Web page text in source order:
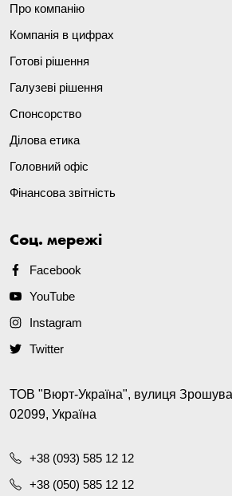
Про компанію
Компанія в цифрах
Готові рішення
Галузеві рішення
Спонсорство
Ділова етика
Головний офіс
Фінансова звітність
Соц. мережі
Facebook
YouTube
Instagram
Twitter
ТОВ "Вюрт-Україна", вулиця
02099, Україна
+38 (093) 585 12 12
+38 (050) 585 12 12